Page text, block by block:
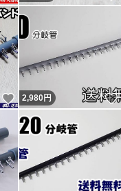
。フリマから閲覧の
価の返答を参照くだ
ていたようです（ナ
無責任呼ばわりされ
うで謝罪と評価変更
非はありません。
ない人）は購入しな
うがない異常者・無
人目の不当評価者も
いいね！
2,980円